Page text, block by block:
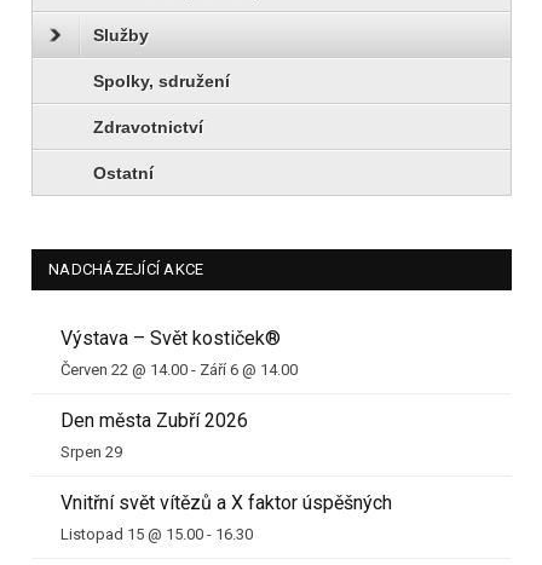
Služby
Spolky, sdružení
Zdravotnictví
Ostatní
NADCHÁZEJÍCÍ AKCE
Výstava – Svět kostiček®
Červen 22 @ 14.00 - Září 6 @ 14.00
Den města Zubří 2026
Srpen 29
Vnitřní svět vítězů a X faktor úspěšných
Listopad 15 @ 15.00 - 16.30